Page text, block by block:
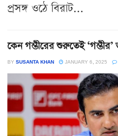
প্রসঙ্গ ওঠে বিরাট...
কেন গম্ভীরের শুরুতেই ‘গম্ভীর’
BY SUSANTA KHAN JANUARY 6, 2025